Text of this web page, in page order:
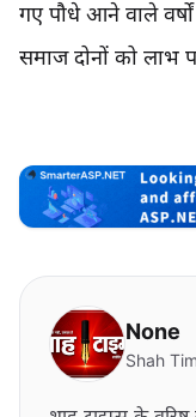
गए पौधे आने वाले
समाज दोनों को लाभ
None
Shah